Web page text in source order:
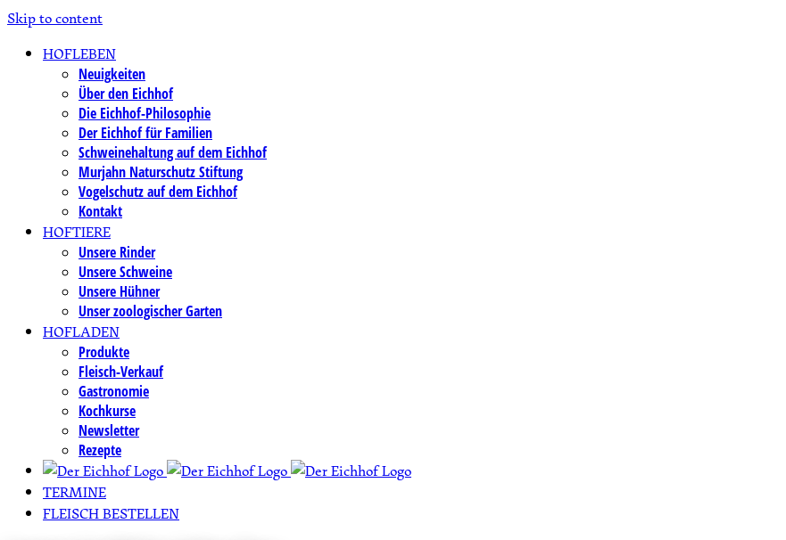
Skip to content
HOFLEBEN
Neuigkeiten
Über den Eichhof
Die Eichhof-Philosophie
Der Eichhof für Familien
Schweinehaltung auf dem Eichhof
Murjahn Naturschutz Stiftung
Vogelschutz auf dem Eichhof
Kontakt
HOFTIERE
Unsere Rinder
Unsere Schweine
Unsere Hühner
Unser zoologischer Garten
HOFLADEN
Produkte
Fleisch-Verkauf
Gastronomie
Kochkurse
Newsletter
Rezepte
TERMINE
FLEISCH BESTELLEN